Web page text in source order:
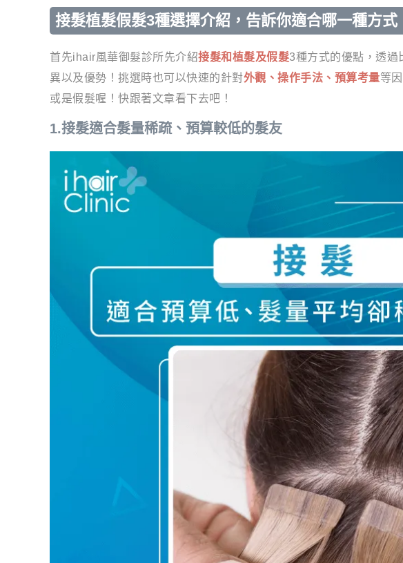
接髮植髮假髮3種選擇介紹，告訴你適合哪一種方式
首先ihair風華御髮診所先介紹接髮和植髮及假髮3種方式的優點，透過
異以及優勢！挑選時也可以快速的針對外觀、操作手法、預算考量等
或是假髮喔！快跟著文章看下去吧！
1.接髮適合髮量稀疏、預算較低的髮友